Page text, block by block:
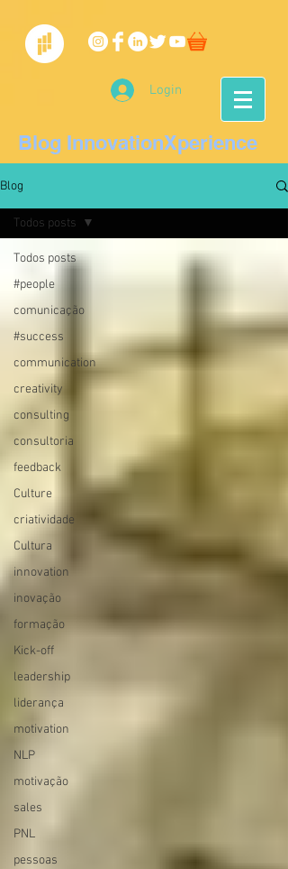
Login
Blog InnovationXperience
Blog
Todos posts
#people
comunicação
#success
communication
creativity
consulting
consultoria
feedback
Culture
criatividade
Cultura
innovation
inovação
formação
Kick-off
leadership
liderança
motivation
NLP
motivação
sales
PNL
pessoas
Todos posts